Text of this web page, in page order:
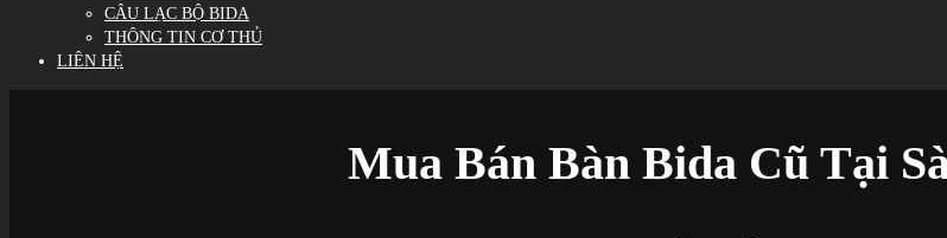
CÂU LẠC BỘ BIDA
THÔNG TIN CƠ THỦ
LIÊN HỆ
Mua Bán Bàn Bida Cũ Tại